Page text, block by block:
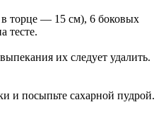
торце — 15 см), 6 боковых
тесте.
их следует удалить.
и посыпьте сахарной пудрой.